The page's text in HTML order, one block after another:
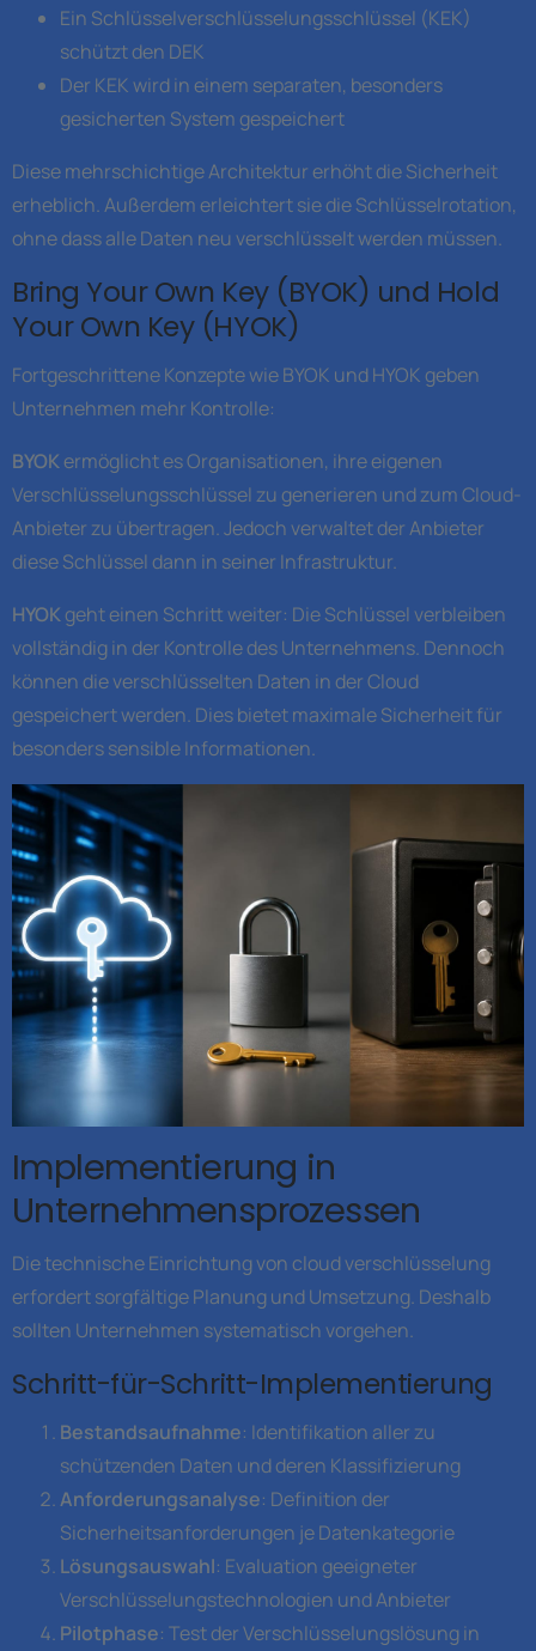
Ein Schlüsselverschlüsselungsschlüssel (KEK)
schützt den DEK
Der KEK wird in einem separaten, besonders
gesicherten System gespeichert
Diese mehrschichtige Architektur erhöht die Sicherheit
erheblich. Außerdem erleichtert sie die Schlüsselrotation,
ohne dass alle Daten neu verschlüsselt werden müssen.
Bring Your Own Key (BYOK) und Hold
Your Own Key (HYOK)
Fortgeschrittene Konzepte wie BYOK und HYOK geben
Unternehmen mehr Kontrolle:
BYOKermöglicht es Organisationen, ihre eigenen
Verschlüsselungsschlüssel zu generieren und zum Cloud-
Anbieter zu übertragen. Jedoch verwaltet der Anbieter
diese Schlüssel dann in seiner Infrastruktur.
HYOKgeht einen Schritt weiter: Die Schlüssel verbleiben
vollständig in der Kontrolle des Unternehmens. Dennoch
können die verschlüsselten Daten in der Cloud
gespeichert werden. Dies bietet maximale Sicherheit für
besonders sensible Informationen.
Implementierung in
Unternehmensprozessen
Die technische Einrichtung von cloud verschlüsselung
erfordert sorgfältige Planung und Umsetzung. Deshalb
sollten Unternehmen systematisch vorgehen.
Schritt-für-Schritt-Implementierung
Bestandsaufnahme: Identifikation aller zu
schützenden Daten und deren Klassifizierung
Anforderungsanalyse: Definition der
Sicherheitsanforderungen je Datenkategorie
Lösungsauswahl: Evaluation geeigneter
Verschlüsselungstechnologien und Anbieter
Pilotphase: Test der Verschlüsselungslösung in